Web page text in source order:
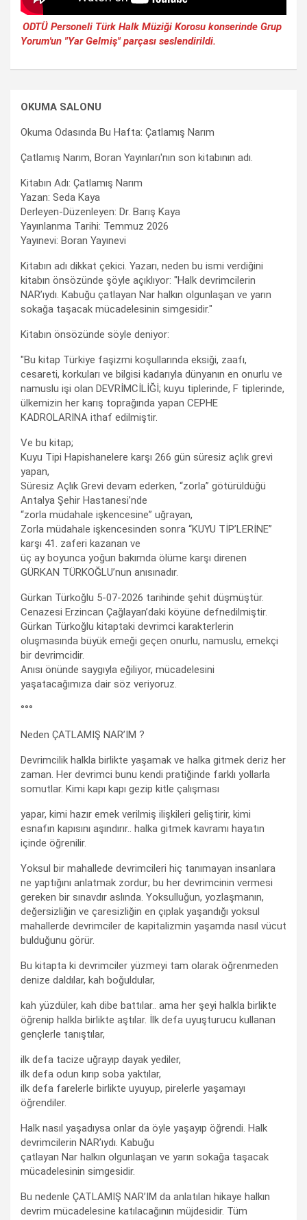
ODTÜ Personeli Türk Halk Müziği Korosu konserinde Grup
Yorum'un "Yar Gelmiş" parçası seslendirildi.
OKUMA SALONU
Okuma Odasında Bu Hafta: Çatlamış Narım
Çatlamış Narım, Boran Yayınları'nın son kitabının adı.
Kitabın Adı: Çatlamış Narım
Yazan: Seda Kaya
Derleyen-Düzenleyen: Dr. Barış Kaya
Yayınlanma Tarihi: Temmuz 2026
Yayınevi: Boran Yayınevi
Kitabın adı dikkat çekici. Yazarı, neden bu ismi verdiğini
kitabın önsözünde şöyle açıklıyor: "Halk devrimcilerin
NAR’ıydı. Kabuğu çatlayan Nar halkın olgunlaşan ve yarın
sokağa taşacak mücadelesinin simgesidir."
Kitabın önsözünde söyle deniyor:
"Bu kitap Türkiye faşizmi koşullarında eksiği, zaafı,
cesareti, korkuları ve bilgisi kadarıyla dünyanın en onurlu ve
namuslu işi olan DEVRİMCİLİĞİ; kuyu tiplerinde, F tiplerinde,
ülkemizin her karış toprağında yapan CEPHE
KADROLARINA ithaf edilmiştir.
Ve bu kitap;
Kuyu Tipi Hapishanelere karşı 266 gün süresiz açlık grevi
yapan,
Süresiz Açlık Grevi devam ederken, “zorla” götürüldüğü
Antalya Şehir Hastanesi’nde
“zorla müdahale işkencesine” uğrayan,
Zorla müdahale işkencesinden sonra “KUYU TİP’LERİNE”
karşı 41. zaferi kazanan ve
üç ay boyunca yoğun bakımda ölüme karşı direnen
GÜRKAN TÜRKOĞLU’nun anısınadır.
Gürkan Türkoğlu 5-07-2026 tarihinde şehit düşmüştür.
Cenazesi Erzincan Çağlayan’daki köyüne defnedilmiştir.
Gürkan Türkoğlu kitaptaki devrimci karakterlerin
oluşmasında büyük emeği geçen onurlu, namuslu, emekçi
bir devrimcidir.
Anısı önünde saygıyla eğiliyor, mücadelesini
yaşatacağımıza dair söz veriyoruz.
°°°
Neden ÇATLAMIŞ NAR’IM ?
Devrimcilik halkla birlikte yaşamak ve halka gitmek deriz her
zaman. Her devrimci bunu kendi pratiğinde farklı yollarla
somutlar. Kimi kapı kapı gezip kitle çalışması
yapar, kimi hazır emek verilmiş ilişkileri geliştirir, kimi
esnafın kapısını aşındırır.. halka gitmek kavramı hayatın
içinde öğrenilir.
Yoksul bir mahallede devrimcileri hiç tanımayan insanlara
ne yaptığını anlatmak zordur; bu her devrimcinin vermesi
gereken bir sınavdır aslında. Yoksulluğun, yozlaşmanın,
değersizliğin ve çaresizliğin en çıplak yaşandığı yoksul
mahallerde devrimciler de kapitalizmin yaşamda nasıl vücut
bulduğunu görür.
Bu kitapta ki devrimciler yüzmeyi tam olarak öğrenmeden
denize daldılar, kah boğuldular,
kah yüzdüler, kah dibe battılar.. ama her şeyi halkla birlikte
öğrenip halkla birlikte aştılar. İlk defa uyuşturucu kullanan
gençlerle tanıştılar,
ilk defa tacize uğrayıp dayak yediler,
ilk defa odun kırıp soba yaktılar,
ilk defa farelerle birlikte uyuyup, pirelerle yaşamayı
öğrendiler.
Halk nasıl yaşadıysa onlar da öyle yaşayıp öğrendi. Halk
devrimcilerin NAR’ıydı. Kabuğu
çatlayan Nar halkın olgunlaşan ve yarın sokağa taşacak
mücadelesinin simgesidir.
Bu nedenle ÇATLAMIŞ NAR’IM da anlatılan hikaye halkın
devrim mücadelesine katılacağının müjdesidir. Tüm